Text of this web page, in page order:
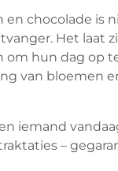
chocolade is
Het laat
om hun dag op
van bloemen
iemand
–